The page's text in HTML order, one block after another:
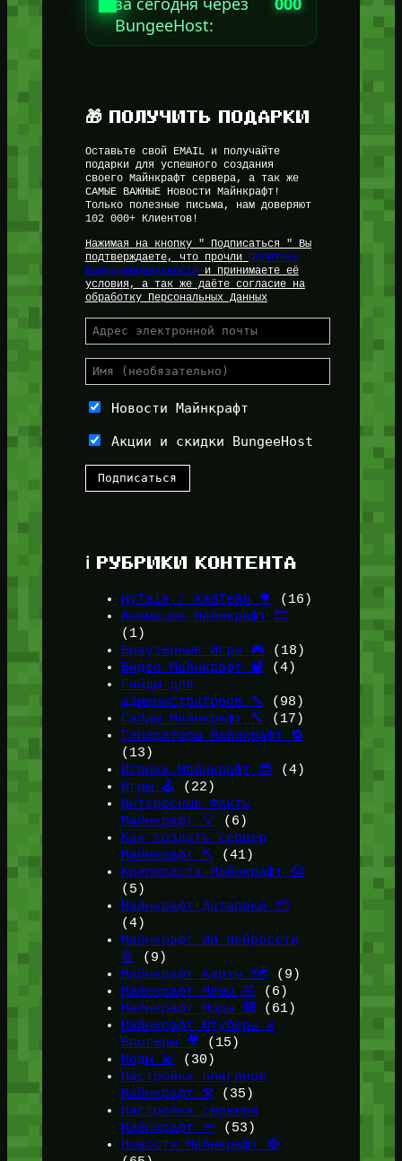
BungeeHost:
🎁 ПОЛУЧИТЬ ПОДАРКИ
Оставьте свой EMAIL и получайте
подарки для успешного создания
своего Майнкрафт сервера, а так же
САМЫЕ ВАЖНЫЕ Новости Майнкрафт!
Только полезные письма, нам доверяют
102 000+ Клиентов!
Нажимая на кнопку " Подписаться " Вы
подтверждаете, что прочли Политику
Конфиденциальностии принимаете её
условия, а так же даёте согласие на
обработку Персональных Данных
Новости Майнкрафт
Акции и скидки BungeeHost
ℹ️ РУБРИКИ КОНТЕНТА
HyTale / ХайТейл 🌳
(16)
Анимации Майнкрафт 🎞️
(1)
Браузерные Игры 🎮(18)
Видео Майнкрафт 📽️ (4)
Гайды для
администраторов 🔧
(98)
Гайды Майнкрафт 🔨
(17)
Генераторы Майнкрафт 🔁
(13)
Игроки Майнкрафт 😎 (4)
Игры 🕹️ (22)
Интересные Факты
Майнкрафт 💡(6)
Как создать сервер
Майнкрафт ⛏️ (41)
Крипипаста Майнкрафт 😱
(5)
Майнкрафт Датапаки 📦
(4)
Майнкрафт ИИ Нейросети
🤖
(9)
Майнкрафт Карты 🗺️ (9)
Майнкрафт Мемы 🤣 (6)
Майнкрафт Моды 🟩
(61)
Майнкрафт Ютуберы и
Блогеры 🎥
(15)
Моды 💫
(30)
Настройка плагинов
Майнкрафт ⚒️(35)
Настройка сервера
Майнкрафт 🔦 (53)
Новости Майнкрафт 🔴